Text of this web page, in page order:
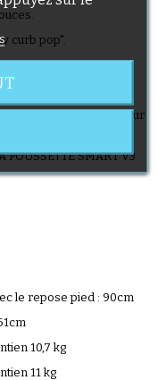
curb pop".
pied.
adaptateurs TS 40 pour
POUSSETTE SMART V3
le repose pied : 90cm
10,7 kg
11 kg